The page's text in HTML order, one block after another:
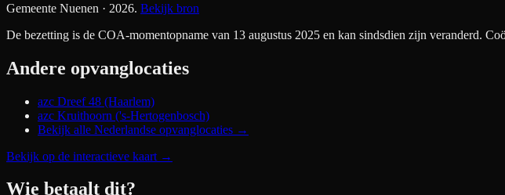
Gemeente Nuenen · 2026. Bekijk bron
De bezetting is de COA-momentopname van 13 augustus 2025 en kan sindsdien zijn veranderd.
Andere opvanglocaties
azc Dreef 48 (Haarlem)
azc Kruithoorn ('s-Hertogenbosch)
Bekijk alle Nederlandse opvanglocaties →
Bekijk op de interactieve kaart →
Wie betaalt dit?